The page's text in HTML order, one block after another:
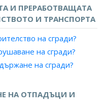
разтоварна дейност?
И ПРЕРАБОТВАЩАТА
И ТРАНСПОРТА
на сгради?
на сгради?
на сгради?
НА ОТПАДЪЦИ И